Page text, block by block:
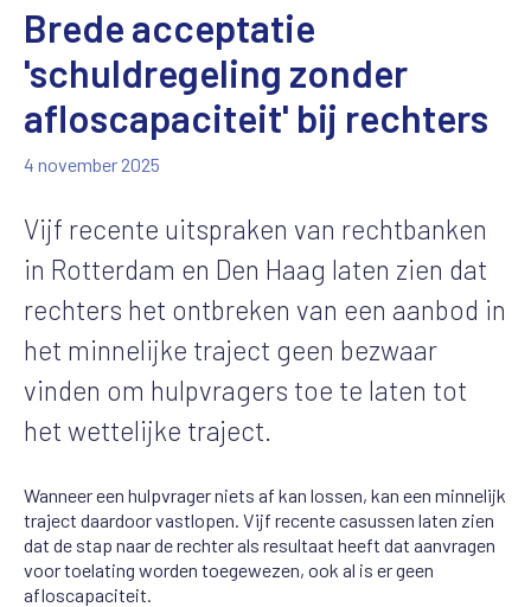
Brede acceptatie
'schuldregeling zonder
afloscapaciteit' bij rechters
4 november 2025
Vijf recente uitspraken van rechtbanken
in Rotterdam en Den Haag laten zien dat
rechters het ontbreken van een aanbod in
het minnelijke traject geen bezwaar
vinden om hulpvragers toe te laten tot
het wettelijke traject.
Wanneer een hulpvrager niets af kan lossen, kan een minnelijk
traject daardoor vastlopen. Vijf recente casussen laten zien
dat de stap naar de rechter als resultaat heeft dat aanvragen
voor toelating worden toegewezen, ook al is er geen
afloscapaciteit.